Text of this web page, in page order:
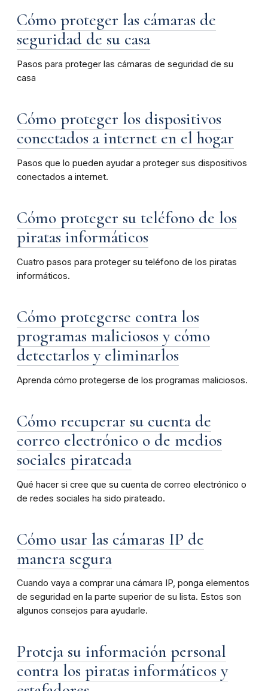
Cómo proteger las cámaras de
seguridad de su casa
Pasos para proteger las cámaras de seguridad de su
casa
Cómo proteger los dispositivos
conectados a internet en el hogar
Pasos que lo pueden ayudar a proteger sus dispositivos
conectados a internet.
Cómo proteger su teléfono de los
piratas informáticos
Cuatro pasos para proteger su teléfono de los piratas
informáticos.
Cómo protegerse contra los
programas maliciosos y cómo
detectarlos y eliminarlos
Aprenda cómo protegerse de los programas maliciosos.
Cómo recuperar su cuenta de
correo electrónico o de medios
sociales pirateada
Qué hacer si cree que su cuenta de correo electrónico o
de redes sociales ha sido pirateado.
Cómo usar las cámaras IP de
manera segura
Cuando vaya a comprar una cámara IP, ponga elementos
de seguridad en la parte superior de su lista. Estos son
algunos consejos para ayudarle.
Proteja su información personal
contra los piratas informáticos y